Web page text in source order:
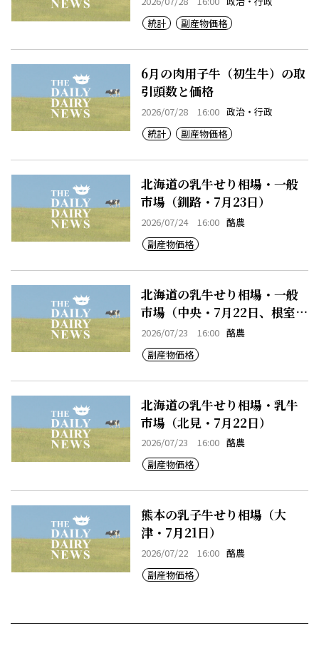
統計
副産物価格
6月の肉用子牛（初生牛）の取
引頭数と価格
2026/07/28 16:00 政治・行政
統計
副産物価格
北海道の乳牛せり相場・一般
市場（釧路・7月23日）
2026/07/24 16:00 酪農
副産物価格
北海道の乳牛せり相場・一般
市場（中央・7月22日、根室・
7月22日）
2026/07/23 16:00 酪農
副産物価格
北海道の乳牛せり相場・乳牛
市場（北見・7月22日）
2026/07/23 16:00 酪農
副産物価格
熊本の乳子牛せり相場（大
津・7月21日）
2026/07/22 16:00 酪農
副産物価格